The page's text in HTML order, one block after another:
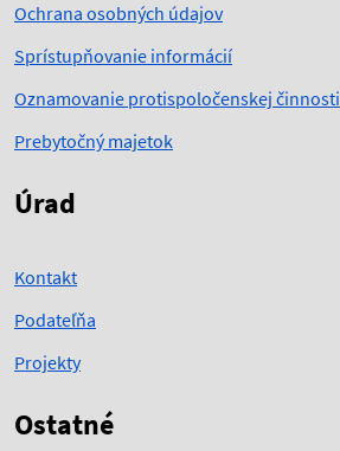
Ochrana osobných údajov
Sprístupňovanie informácií
Oznamovanie protispoločenskej činnosti
Prebytočný majetok
Úrad
Kontakt
Podateľňa
Projekty
Ostatné